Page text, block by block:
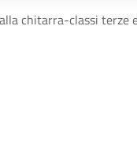
chitarra-classi terze